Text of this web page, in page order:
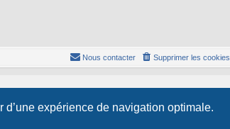
expérience de navigation optimale.
Supprimer les cookies
Nous contacter